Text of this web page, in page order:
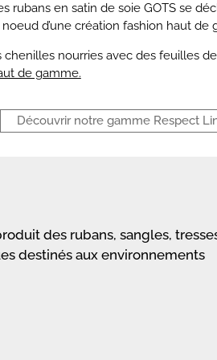
rubans en satin de soie GOTS se
d’une création fashion haut de
nourries avec des feuilles
de gamme.
Découvrir notre gamme Respect
des rubans, sangles,
destinés aux environnements